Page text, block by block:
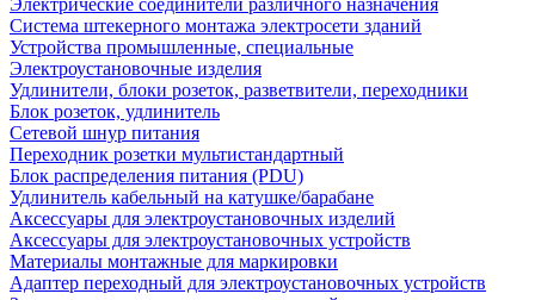
Электрические соединители различного назначения
Система штекерного монтажа электросети зданий
Устройства промышленные, специальные
Электроустановочные изделия
Удлинители, блоки розеток, разветвители, переходники
Блок розеток, удлинитель
Сетевой шнур питания
Переходник розетки мультистандартный
Блок распределения питания (PDU)
Удлинитель кабельный на катушке/барабане
Аксессуары для электроустановочных изделий
Аксессуары для электроустановочных устройств
Материалы монтажные для маркировки
Адаптер переходный для электроустановочных устройств